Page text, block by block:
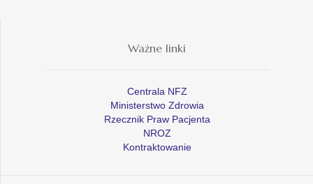
Ważne linki
Centrala NFZ
Ministerstwo Zdrowia
Rzecznik Praw Pacjenta
NROZ
Kontraktowanie